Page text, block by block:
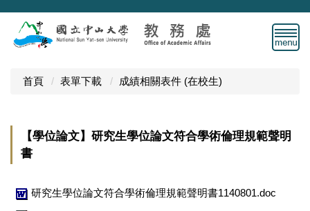
跳
主
首頁 表單下載 成績相關表件 (在校生)
【學位論文】研究生學位論文符合學術倫理規範聲明
書
研究生學位論文符合學術倫理規範聲明書1140801.doc